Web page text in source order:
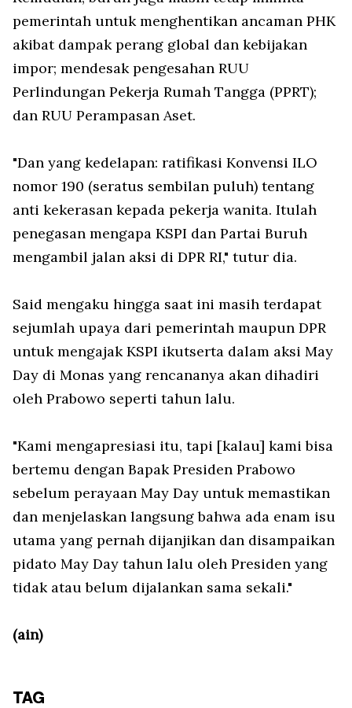
pemerintah untuk menghentikan ancaman PHK
akibat dampak perang global dan kebijakan
impor; mendesak pengesahan RUU
Perlindungan Pekerja Rumah Tangga (PPRT);
dan RUU Perampasan Aset.
"Dan yang kedelapan: ratifikasi Konvensi ILO
nomor 190 (seratus sembilan puluh) tentang
anti kekerasan kepada pekerja wanita. Itulah
penegasan mengapa KSPI dan Partai Buruh
mengambil jalan aksi di DPR RI," tutur dia.
Said mengaku hingga saat ini masih terdapat
sejumlah upaya dari pemerintah maupun DPR
untuk mengajak KSPI ikutserta dalam aksi May
Day di Monas yang rencananya akan dihadiri
oleh Prabowo seperti tahun lalu.
"Kami mengapresiasi itu, tapi [kalau] kami bisa
bertemu dengan Bapak Presiden Prabowo
sebelum perayaan May Day untuk memastikan
dan menjelaskan langsung bahwa ada enam isu
utama yang pernah dijanjikan dan disampaikan
pidato May Day tahun lalu oleh Presiden yang
tidak atau belum dijalankan sama sekali."
(ain)
TAG